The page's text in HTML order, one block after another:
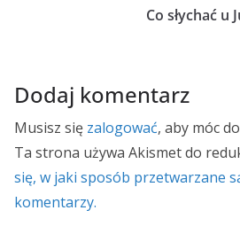
Co słychać u
Dodaj komentarz
Musisz się zalogować, aby móc
Ta strona używa Akismet do
się, w jaki sposób przetwarzane
komentarzy.